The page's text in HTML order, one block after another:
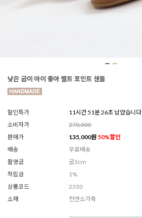
낮은 굽이 아이 좋아 벨트 포인트 샌들
할인특가
11시간 51분 23초 남았습니다
소비자가
270,000
판매가
135,000원 50%할인
배송
무료배송
촬영굽
굽3cm
적립금
1%
상품코드
2330
소재
천연소가죽